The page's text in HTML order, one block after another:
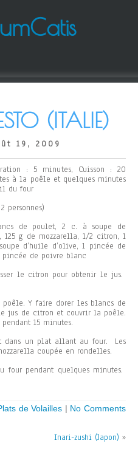
(ITALIE)
19, 2009
: 5 minutes, Cuisson : 20
à la poêle et quelques minutes
du four
personnes)
de poulet, 2 c. à soupe de
125 g de mozzarella, 1/2 citron, 1
d’huile d’olive, 1 pincée de
pincée de poivre blanc
le citron pour obtenir le jus.
Y faire dorer les blancs de
jus de citron et couvrir la poêle.
15 minutes.
dans un plat allant au four. Les
coupée en rondelles.
pendant quelques minutes.
de Volailles | No Comments
Inari-zushi (Japon) »